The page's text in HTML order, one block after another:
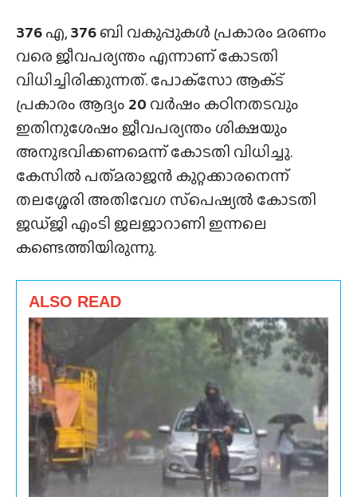
376എ,376ബി വകുപ്പുകൾ പ്രകാരം മരണം
വരെ ജീവപര്യന്തം എന്നാണ് കോടതി
വിധിച്ചിരിക്കുന്നത്. പോക്‌സോ ആക്‌ട്
പ്രകാരം ആദ്യം 20 വർഷം കഠിനതടവും
ഇതിനുശേഷം ജീവപര്യന്തം ശിക്ഷയും
അനുഭവിക്കണമെന്ന് കോടതി വിധിച്ചു.
കേസിൽ പത്‌മരാജൻ കുറ്റക്കാരനെന്ന്
തലശ്ശേരി അതിവേഗ സ്‌പെഷ്യൽ കോടതി
ജഡ്‌ജി എംടി ജലജാറാണി ഇന്നലെ
കണ്ടെത്തിയിരുന്നു.
ALSO READ